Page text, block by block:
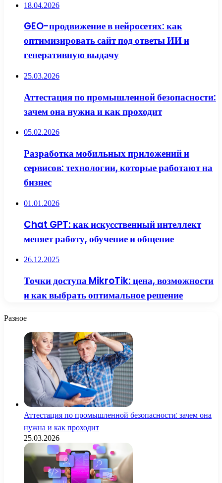
18.04.2026
GEO-продвижение в нейросетях: как
оптимизировать сайт под ответы ИИ и
генеративную выдачу
25.03.2026
Аттестация по промышленной безопасности:
зачем она нужна и как проходит
05.02.2026
Разработка мобильных приложений и
сервисов: технологии, которые работают на
бизнес
01.01.2026
Chat GPT: как искусственный интеллект
меняет работу, обучение и общение
26.12.2025
Точки доступа MikroTik: цена, возможности
и как выбрать оптимальное решение
Разное
Аттестация по промышленной безопасности: зачем она
нужна и как проходит
25.03.2026